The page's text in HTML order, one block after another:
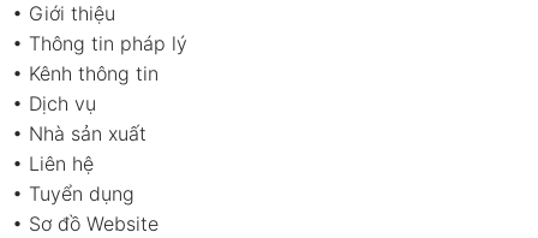
• Giới thiệu
• Thông tin pháp lý
• Kênh thông tin
• Dịch vụ
• Nhà sản xuất
• Liên hệ
• Tuyển dụng
• Sơ đồ Website